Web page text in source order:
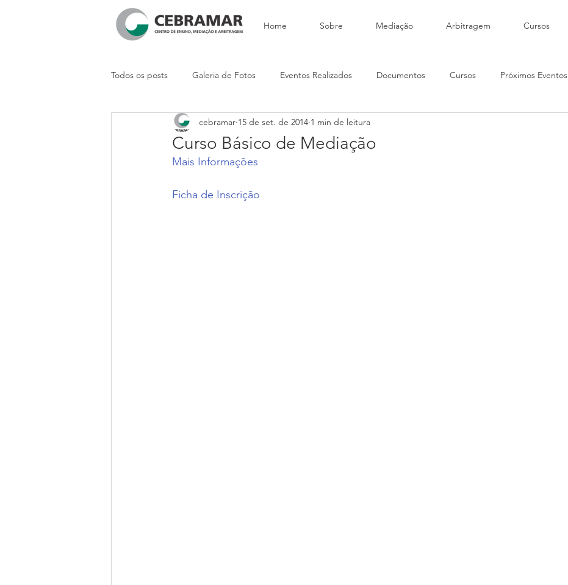
Home Sobre Mediação Arbitragem Cursos
Todos os posts Galeria de Fotos Eventos Realizados Documentos Cursos Próximos Eventos
Artigos
Curso Básico de Mediação
cebramar 15 de set. de 2014 1 min de leitura
Mais Informações
Ficha de Inscrição